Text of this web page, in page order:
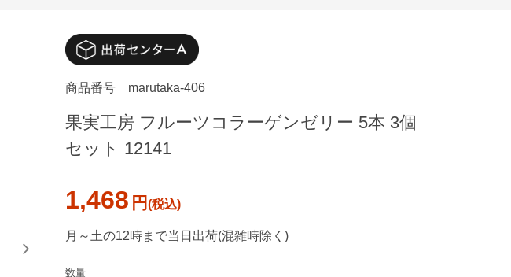
商品番号 marutaka-406
果実工房 フルーツコラーゲンゼリー 5本 3個
セット 12141
1,468 円
月～土の12時まで当日出荷(混雑時除く)